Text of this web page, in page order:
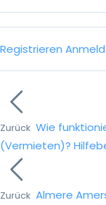
Registrieren
Zurück Wie
(Vermieten)?
Zurück Almere